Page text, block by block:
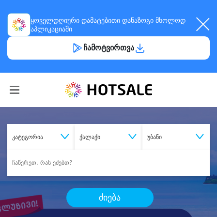
ყოველდღიური დამატებითი დანაზოგი მხოლოდ
აპლიკაციაში
ჩამოტვირთვა
კატეგორია ქალაქი უბანი
ძიება